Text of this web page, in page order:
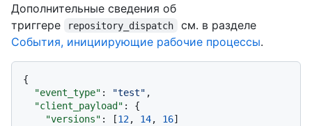
Дополнительные сведения об
триггере
repository_dispatch
см. в разделе
События, инициирующие рабочие процессы.
{
"event_type" : "test" ,
"client_payload" :
{
"versions" : [12, 14, 16]